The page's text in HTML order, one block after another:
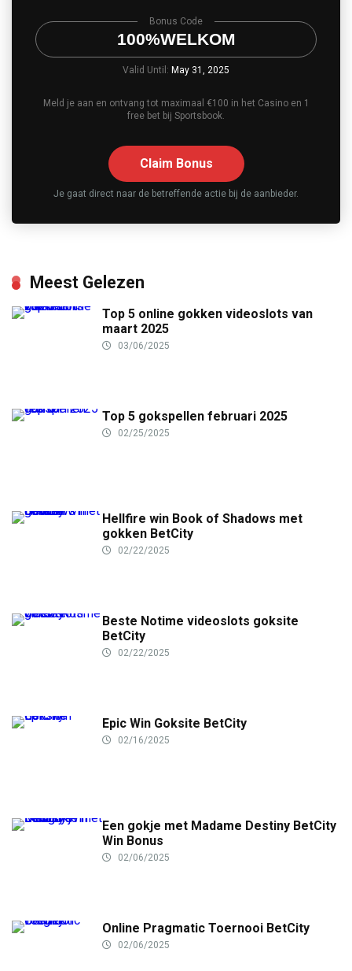
100%WELKOM
Bonus Code
Valid Until: May 31, 2025
Meld je aan en ontvang tot maximaal €100 in het Casino en 1
free bet bij Sportsbook.
Claim Bonus
Je gaat direct naar de betreffende actie bij de aanbieder.
Meest Gelezen
Top 5 online gokken videoslots van
maart 2025
03/06/2025
Top 5 gokspellen februari 2025
02/25/2025
Hellfire win Book of Shadows met
gokken BetCity
02/22/2025
Beste Notime videoslots goksite
BetCity
02/22/2025
Epic Win Goksite BetCity
02/16/2025
Een gokje met Madame Destiny BetCity
Win Bonus
02/06/2025
Online Pragmatic Toernooi BetCity
02/06/2025